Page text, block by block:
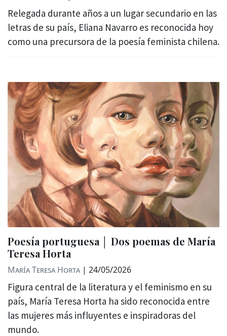
Relegada durante años a un lugar secundario en las
letras de su país, Eliana Navarro es reconocida hoy
como una precursora de la poesía feminista chilena.
Poesía portuguesa │ Dos poemas de María
Teresa Horta
María Teresa Horta | 24/05/2026
Figura central de la literatura y el feminismo en su
país, María Teresa Horta ha sido reconocida entre
las mujeres más influyentes e inspiradoras del
mundo.